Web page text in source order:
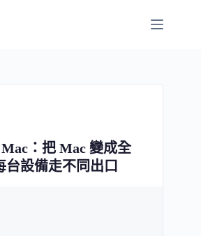
：把 Mac 變成全
台設備走不同出口